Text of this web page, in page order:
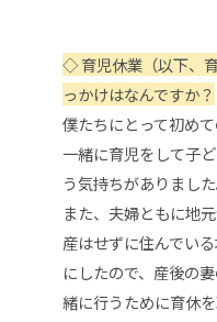
◇ 育児休業（以下、
っかけはなんですか？
僕たちにとって初め
一緒に育児をして子
う気持ちがありました
また、夫婦ともに地
産はせずに住んでい
にしたので、産後の
緒に行うために育休